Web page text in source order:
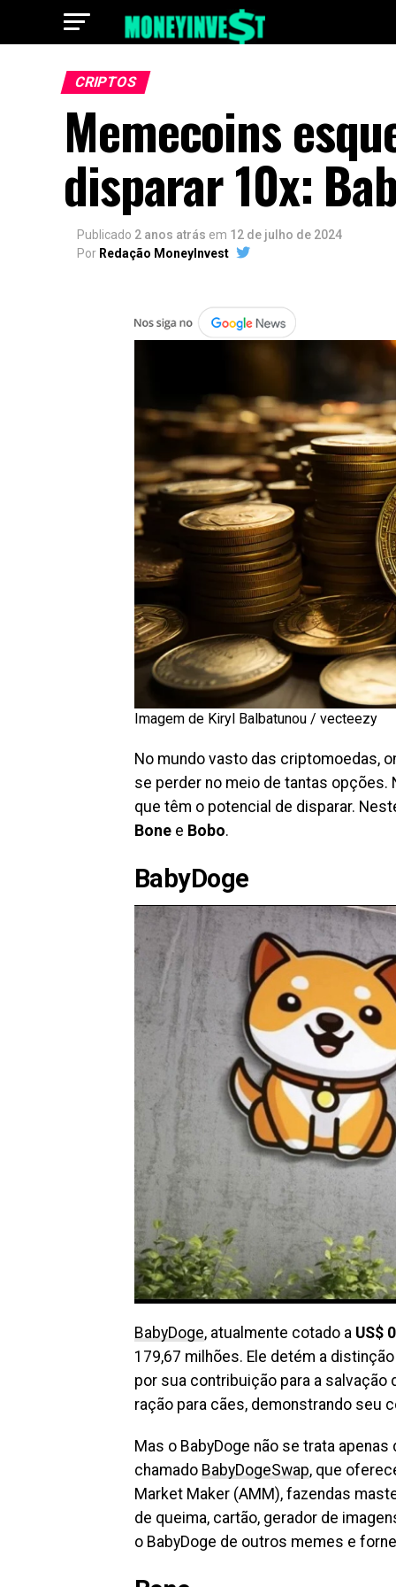
CRIPTOS
Memecoins
disparar 10x:
Publicado 2 anos atrás em 12 de julho de 2024
Por Redação MoneyInvest
Imagem de Kiryl Balbatunou / vecteezy
No mundo vasto das criptomoedas,
se perder no meio de tantas
que têm o potencial de disparar.
Bone e Bobo.
BabyDoge
BabyDoge, atualmente cotado a US$
179,67 milhões. Ele detém a
por sua contribuição para a salvação
ração para cães, demonstrando seu
Mas o BabyDoge não se trata
chamado BabyDogeSwap, que
Market Maker (AMM), fazendas
de queima, cartão, gerador de
o BabyDoge de outros memes e